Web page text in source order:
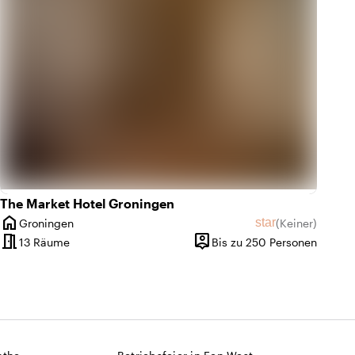
Bewertung von 8,1 von 10
der Bewertungen: 2
350 Personen
The Market Hotel Groningen
home
Ort
Groningen star(Keiner)
Keine
meeting_room13 Räume person_pin
Kapazität
Bis zu 250 Personen